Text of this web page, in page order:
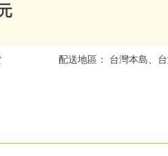
配送地區： 台灣本島、